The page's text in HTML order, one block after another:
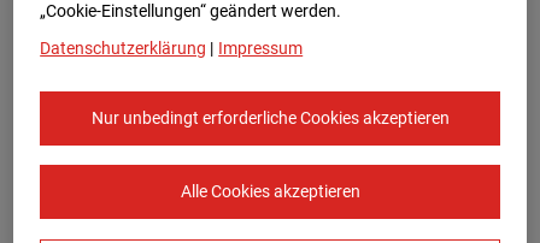
„Cookie-Einstellungen“ geändert werden.
Datenschutzerklärung | Impressum
Nur unbedingt erforderliche Cookies akzeptieren
Alle Cookies akzeptieren